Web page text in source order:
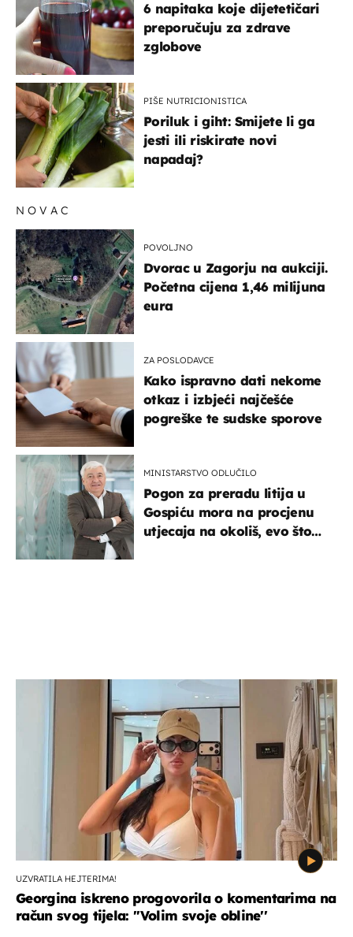
6 napitaka koje dijetetičari
preporučuju za zdrave
zglobove
PIŠE NUTRICIONISTICA
Poriluk i giht: Smijete li ga
jesti ili riskirate novi
napadaj?
NOVAC
POVOLJNO
Dvorac u Zagorju na aukciji.
Početna cijena 1,46 milijuna
eura
ZA POSLODAVCE
Kako ispravno dati nekome
otkaz i izbjeći najčešće
pogreške te sudske sporove
MINISTARSTVO ODLUČILO
Pogon za preradu litija u
Gospiću mora na procjenu
utjecaja na okoliš, evo što
UZVRATILA HEJTERIMA!
Georgina iskreno progovorila o komentarima na
račun svog tijela: ''Volim svoje obline''